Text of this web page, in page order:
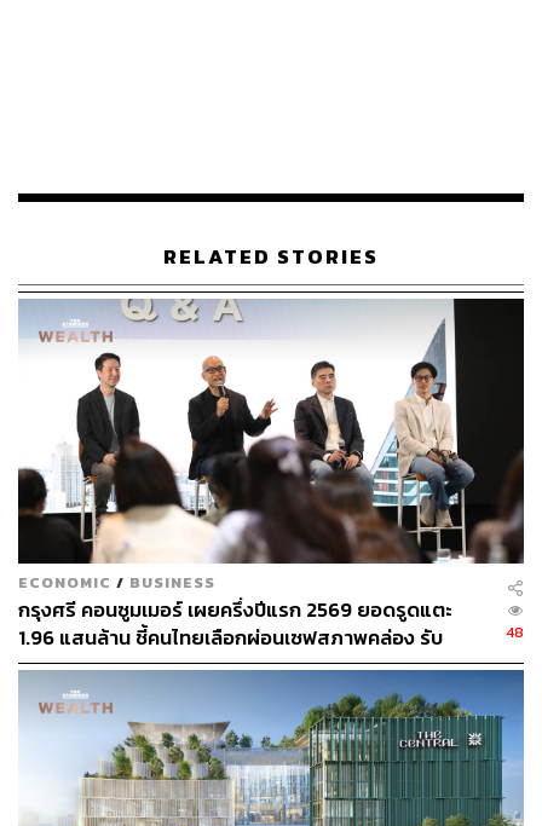
สภาพคล่องและบริหารจัดการสินทรัพย์ด้อยคุณภาพของ
ธนาคาร ในขณะที่ KBANK รายงานตัวเลขสินเชื่อด้อย
คุณภาพ (NPL) ที่ 3.20% ของปริมาณสินเชื่อทั้งหมดของ
ธนาคารที่เพิ่มขึ้นเล็กน้อยจากต้นปีที่ 3.19%
สามารถติดตาม THE STANDARD WEALTH
ผ่านแอปพลิเคชันต่างๆ ที่คุณสะดวกหรือใช้งานอยู่แล้วได้เลย
TAGS: ธนาคารกสิกรไทย
ผลประกอบการ
กำไร กสิกรไทย
RELATED STORIES
ECONOMIC / BUSINESS
กรุงศรี คอนซูมเมอร์ เผยครึ่งปีแรก 2569 ยอดรูดแตะ
1.96 แสนล้าน ชี้คนไทยเลือกผ่อนเซฟสภาพคล่อง รับ
เศรษฐกิจผันผวนฉุดผลประกอบการพลาดเป้า
48